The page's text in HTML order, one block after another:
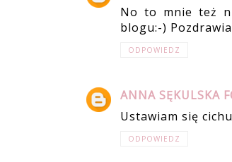
No to mnie też
blogu:-)
ODPOWIEDZ
ANNA SĘKULSKA
Ustawiam się
ODPOWIEDZ